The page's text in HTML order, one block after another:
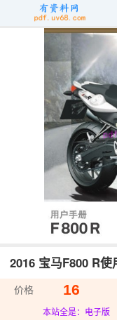
2016 宝马F800 R
价格 16
本站全是：电子版